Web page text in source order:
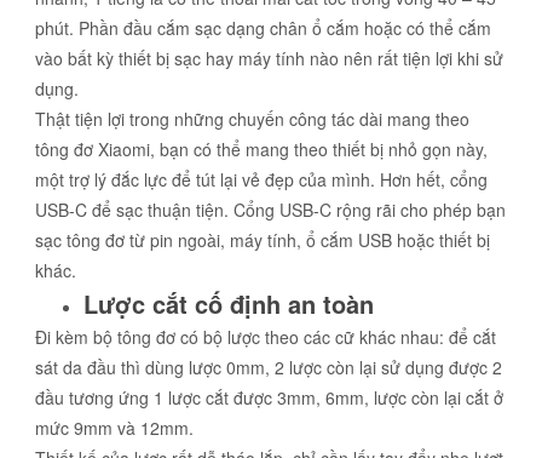
phút. Phần đầu cắm sạc dạng chân ổ cắm hoặc có thể cắm
vào bất kỳ thiết bị sạc hay máy tính nào nên rất tiện lợi khi sử
dụng.
Thật tiện lợi trong những chuyến công tác dài mang theo
tông đơ Xiaomi, bạn có thể mang theo thiết bị nhỏ gọn này,
một trợ lý đắc lực để tút lại vẻ đẹp của mình. Hơn hết, cổng
USB-C để sạc thuận tiện. Cổng USB-C rộng rãi cho phép bạn
sạc tông đơ từ pin ngoài, máy tính, ổ cắm USB hoặc thiết bị
khác.
Lược cắt cố định an toàn
Đi kèm bộ tông đơ có bộ lược theo các cữ khác nhau: để cắt
sát da đầu thì dùng lược 0mm, 2 lược còn lại sử dụng được 2
đầu tương ứng 1 lược cắt được 3mm, 6mm, lược còn lại cắt ở
mức 9mm và 12mm.